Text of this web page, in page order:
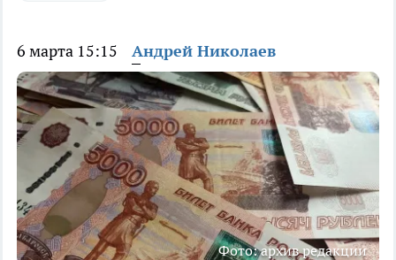
6 марта 15:15 Андрей Николаев
Фото: архив редакции